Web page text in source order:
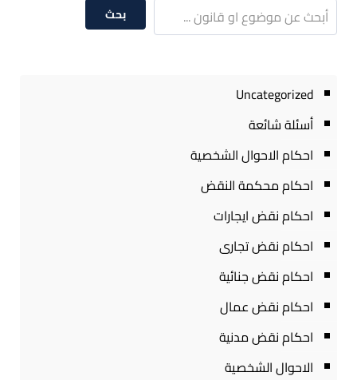
بحث
Uncategorized
أسئلة شائعة
احكام الاحوال الشخصية
احكام محكمة النقض
احكام نقض ايجارات
احكام نقض تجارى
احكام نقض جنائية
احكام نقض عمال
احكام نقض مدنية
الاحوال الشخصية